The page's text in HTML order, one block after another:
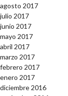
agosto 2017
julio 2017
junio 2017
mayo 2017
abril 2017
marzo 2017
febrero 2017
enero 2017
diciembre 2016